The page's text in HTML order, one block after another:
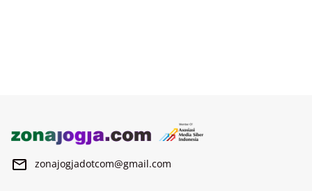
zonajogjadotcom@gmail.com